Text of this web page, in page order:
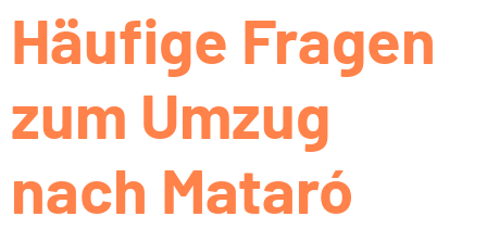
Häufige Fragen
zum Umzug
nach Mataró